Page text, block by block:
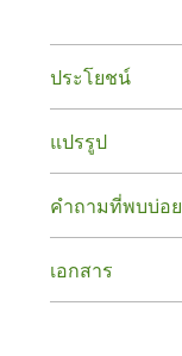
ประโยชน์
แปรรูป
คําถามที่พบบ่อย
เอกสาร